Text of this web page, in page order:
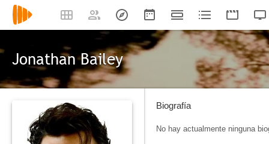
Jonathan Bailey
Biografía
No hay actualmente ninguna